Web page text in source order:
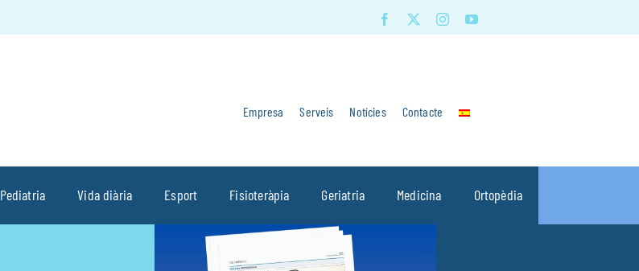
Empresa Serveis Notícies Contacte
Pediatria Vida diària Esport Fisioteràpia Geriatria Medicina Ortopèdia